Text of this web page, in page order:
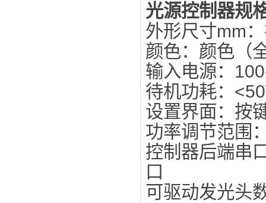
光源控制器规
外形尺寸
颜色：颜色（
输入电
待机功耗：
设置界面
功率调节范围
控制器后端串
口
可驱动发光头